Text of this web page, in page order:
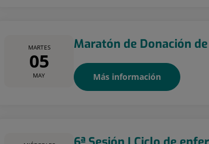
MARTES
05
MAY
Maratón de Donación
Más información